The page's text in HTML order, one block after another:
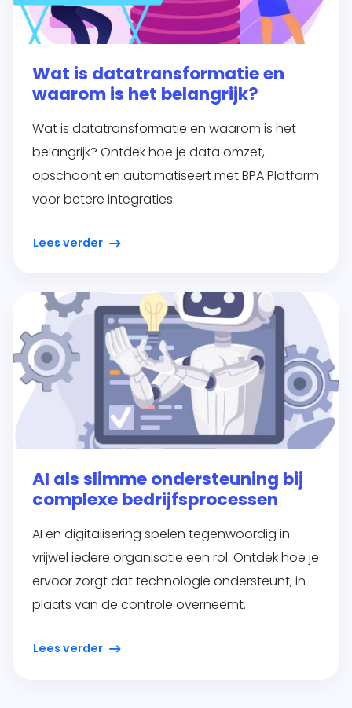
Wat is datatransformatie en
waarom is het belangrijk?
Wat is datatransformatie en waarom is het
belangrijk? Ontdek hoe je data omzet,
opschoont en automatiseert met BPA Platform
voor betere integraties.
Lees verder
AI als slimme ondersteuning bij
complexe bedrijfsprocessen
AI en digitalisering spelen tegenwoordig in
vrijwel iedere organisatie een rol. Ontdek hoe je
ervoor zorgt dat technologie ondersteunt, in
plaats van de controle overneemt.
Lees verder